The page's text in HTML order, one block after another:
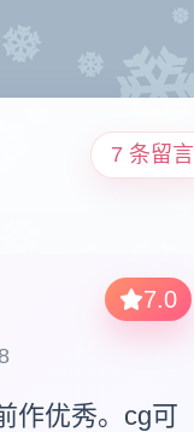
7 条留言
7.0
作优秀。cg可